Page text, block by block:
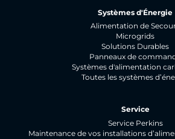
Systèmes d'Énergie
Alimentation de
Microgrids
Solutions Durables
Panneaux de
Systèmes d'alimentation
Toutes les systèmes
Service
Service Perkins
Maintenance de vos installations